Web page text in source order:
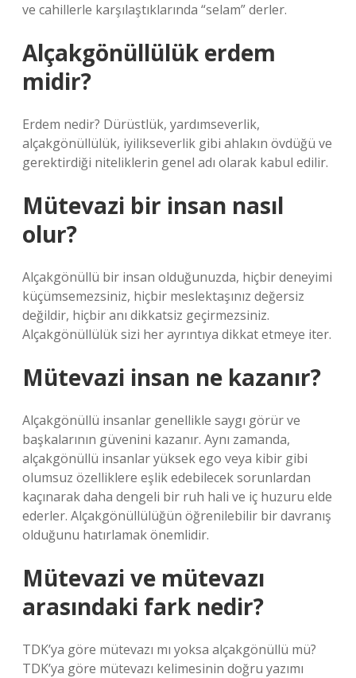
ve cahillerle karşılaştıklarında “selam” derler.
Alçakgönüllülük erdem
midir?
Erdem nedir? Dürüstlük, yardımseverlik,
alçakgönüllülük, iyilikseverlik gibi ahlakın övdüğü ve
gerektirdiği niteliklerin genel adı olarak kabul edilir.
Mütevazi bir insan nasıl
olur?
Alçakgönüllü bir insan olduğunuzda, hiçbir deneyimi
küçümsemezsiniz, hiçbir meslektaşınız değersiz
değildir, hiçbir anı dikkatsiz geçirmezsiniz.
Alçakgönüllülük sizi her ayrıntıya dikkat etmeye iter.
Mütevazi insan ne kazanır?
Alçakgönüllü insanlar genellikle saygı görür ve
başkalarının güvenini kazanır. Aynı zamanda,
alçakgönüllü insanlar yüksek ego veya kibir gibi
olumsuz özelliklere eşlik edebilecek sorunlardan
kaçınarak daha dengeli bir ruh hali ve iç huzuru elde
ederler. Alçakgönüllülüğün öğrenilebilir bir davranış
olduğunu hatırlamak önemlidir.
Mütevazi ve mütevazı
arasındaki fark nedir?
TDK’ya göre mütevazı mı yoksa alçakgönüllü mü?
TDK’ya göre mütevazı kelimesinin doğru yazımı